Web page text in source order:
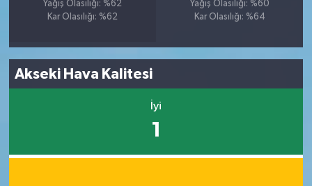
Yağış Olasılığı: %62
Kar Olasılığı: %62
Yağış Olasılığı: %60
Kar Olasılığı: %64
Akseki Hava Kalitesi
İyi
1